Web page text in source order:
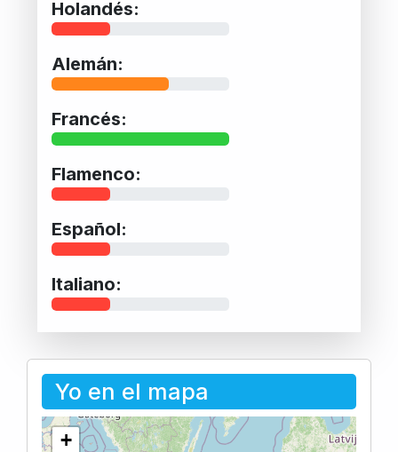
Holandés:
Alemán:
Francés:
Flamenco:
Español:
Italiano:
Yo en el mapa
+